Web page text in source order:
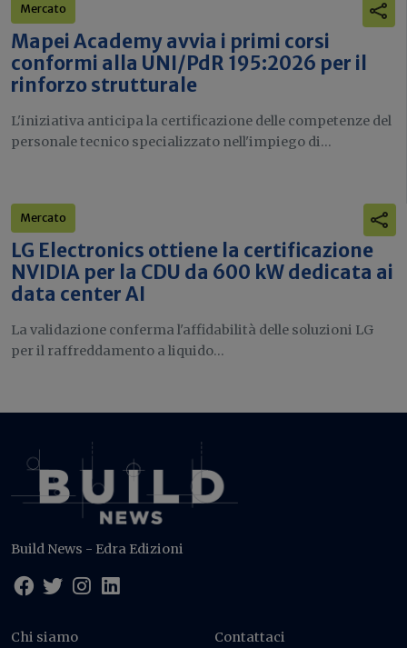
Mercato
Mapei Academy avvia i primi corsi
conformi alla UNI/PdR 195:2026 per il
rinforzo strutturale
L'iniziativa anticipa la certificazione delle competenze del
personale tecnico specializzato nell'impiego di...
Mercato
LG Electronics ottiene la certificazione
NVIDIA per la CDU da 600 kW dedicata ai
data center AI
La validazione conferma l'affidabilità delle soluzioni LG
per il raffreddamento a liquido...
Build News - Edra Edizioni
Chi siamo Contattaci